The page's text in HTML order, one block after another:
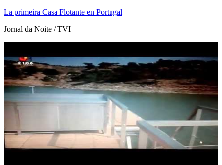
La primeira Casa Flotante en Portugal
Jornal da Noite / TVI